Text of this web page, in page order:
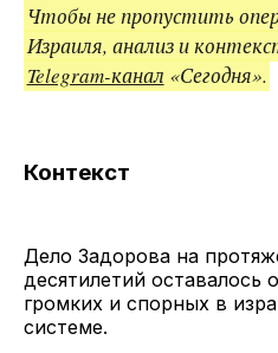
Чтобы не пропустить
Израиля, анализ и
Telegram-канал «Сегодня».
Контекст
Дело Задорова на
десятилетий оставалось
громких и спорных в
системе.